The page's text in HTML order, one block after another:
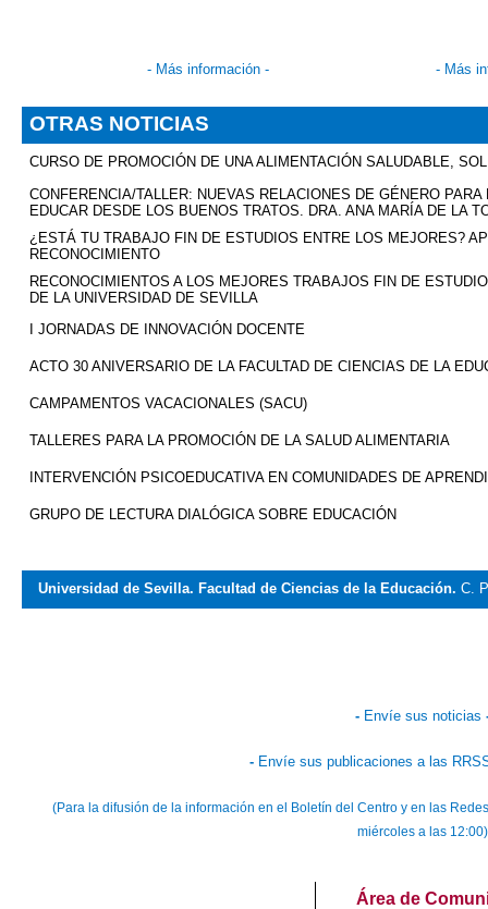
- Más información- - Más
OTRAS NOTICIAS
CURSO DE PROMOCIÓN DE UNA ALIMENTACIÓN SALUDABLE,
CONFERENCIA/TALLER: NUEVAS RELACIONES DE GÉNERO
EDUCAR DESDE LOS BUENOS TRATOS. DRA. ANA MARÍA DE LA
¿ESTÁ TU TRABAJO FIN DE ESTUDIOS ENTRE LOS MEJORES?
RECONOCIMIENTO
RECONOCIMIENTOS A LOS MEJORES TRABAJOS FIN DE
DE LA UNIVERSIDAD DE SEVILLA
I JORNADAS DE INNOVACIÓN DOCENTE
ACTO 30 ANIVERSARIO DE LA FACULTAD DE CIENCIAS DE LA
CAMPAMENTOS VACACIONALES (SACU)
TALLERES PARA LA PROMOCIÓN DE LA SALUD ALIMENTARIA
INTERVENCIÓN PSICOEDUCATIVA EN COMUNIDADES DE
GRUPO DE LECTURA DIALÓGICA SOBRE EDUCACIÓN
Universidad de Sevilla. Facultad de Ciencias de la Educación. C.
- Envíe sus noticias
- Envíe sus publicaciones a las
(Para la difusión de la información en el Boletín del Centro y en las
miércoles a las 12:00)
Área de